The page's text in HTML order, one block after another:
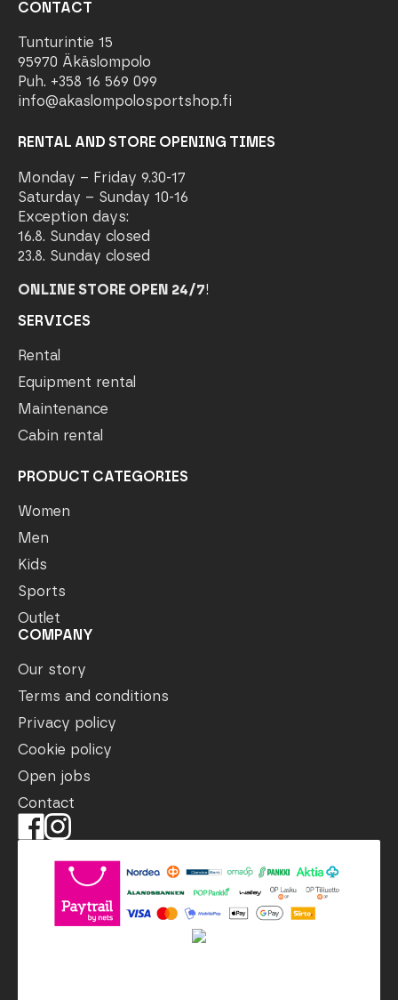
CONTACT
Tunturintie 15
95970 Äkäslompolo
Puh. +358 16 569 099
info@akaslompolosportshop.fi
RENTAL AND STORE OPENING TIMES
Monday – Friday 9.30-17
Saturday – Sunday 10-16
Exception days:
16.8. Sunday closed
23.8. Sunday closed
ONLINE STORE OPEN 24/7!
SERVICES
Rental
Equipment rental
Maintenance
Cabin rental
PRODUCT CATEGORIES
Women
Men
Kids
Sports
Outlet
COMPANY
Our story
Terms and conditions
Privacy policy
Cookie policy
Open jobs
Contact